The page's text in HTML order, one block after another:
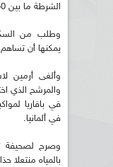
الشرطة ما بين 50 و60 مفقودا.
وطلب من
يمكنها أن
وألغى أرمين
والمرشح الذي
في بافاريا
في ألمانيا.
وصرح لصحيفة
بالمياه منتعلا